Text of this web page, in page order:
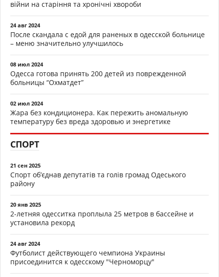
війни на старіння та хронічні хвороби
24 авг 2024
После скандала с едой для раненых в одесской больнице
– меню значительно улучшилось
08 июл 2024
Одесса готова принять 200 детей из поврежденной
больницы “Охматдет”
02 июл 2024
Жара без кондиционера. Как пережить аномальную
температуру без вреда здоровью и энергетике
СПОРТ
21 сен 2025
Спорт об’єднав депутатів та голів громад Одеського
району
20 янв 2025
2-летняя одесситка проплыла 25 метров в бассейне и
установила рекорд
24 авг 2024
Футболист действующего чемпиона Украины
присоединится к одесскому "Черноморцу"